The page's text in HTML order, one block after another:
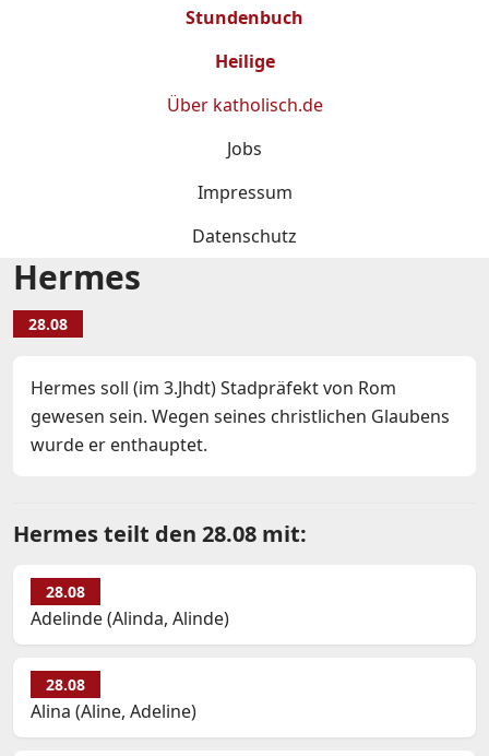
Stundenbuch
Heilige
Über katholisch.de
Jobs
Impressum
Datenschutz
Hermes
28.08
Hermes soll (im 3.Jhdt) Stadpräfekt von Rom
gewesen sein. Wegen seines christlichen Glaubens
wurde er enthauptet.
Hermes teilt den 28.08 mit:
28.08
Adelinde (Alinda, Alinde)
28.08
Alina (Aline, Adeline)